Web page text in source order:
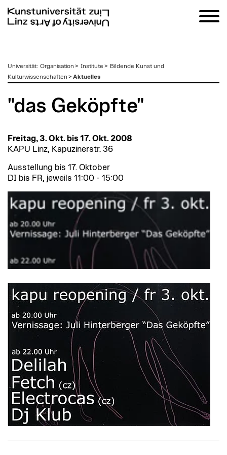
zum
Inhalt
Universität: Organisation > Institute > Bildende Kunst und
Kulturwissenschaften > Aktuelles
"das Geköpfte"
Freitag, 3. Okt. bis 17. Okt. 2008
KAPU Linz, Kapuzinerstr. 36
Ausstellung bis 17. Oktober
DI bis FR, jeweils 11:00 - 15:00